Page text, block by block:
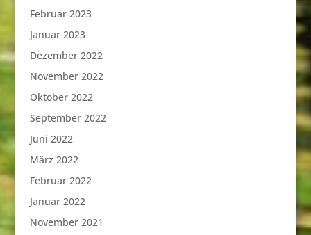
Februar 2023
Januar 2023
Dezember 2022
November 2022
Oktober 2022
September 2022
Juni 2022
März 2022
Februar 2022
Januar 2022
November 2021